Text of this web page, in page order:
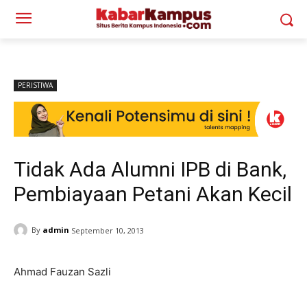
PERISTIWA
Tidak Ada Alumni IPB di Bank,
Pembiayaan Petani Akan Kecil
By admin September 10, 2013
Ahmad Fauzan Sazli